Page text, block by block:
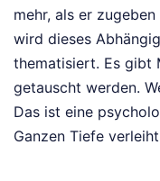
mehr, als er
wird dieses
thematisiert. Es gibt
getauscht werden.
Das ist eine
Ganzen Tiefe